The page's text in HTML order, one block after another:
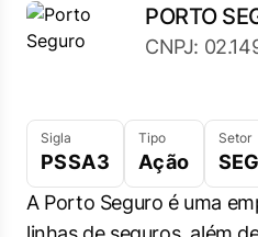
PORTO
CNPJ:
Sigla
PSSA3
Tipo
Ação
Setor
A Porto Seguro é uma